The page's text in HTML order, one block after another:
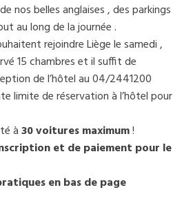
nos belles anglaises , des parkings
au long de la journée .
rejoindre Liège le samedi ,
15 chambres et il suffit de
de l’hôtel au 04/2441200
limite de réservation à l’hôtel pour
à30 voitures maximum!
et de paiement pour le
en bas de page